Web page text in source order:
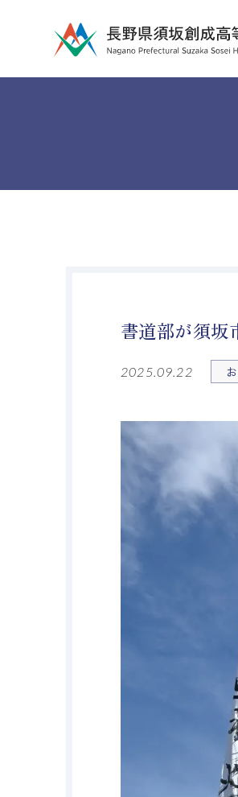
書道部が須坂
2025.09.22